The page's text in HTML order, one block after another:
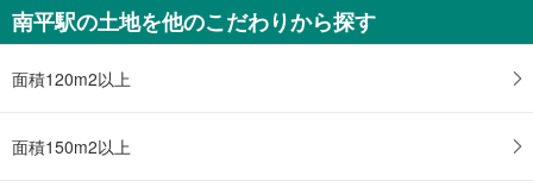
す
る
南平駅の土地を他のこだわりから探す
面積120m2以上
面積150m2以上